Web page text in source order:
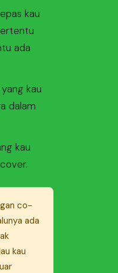
kau
ada
kau
dalam
kau
co-
ada
kau